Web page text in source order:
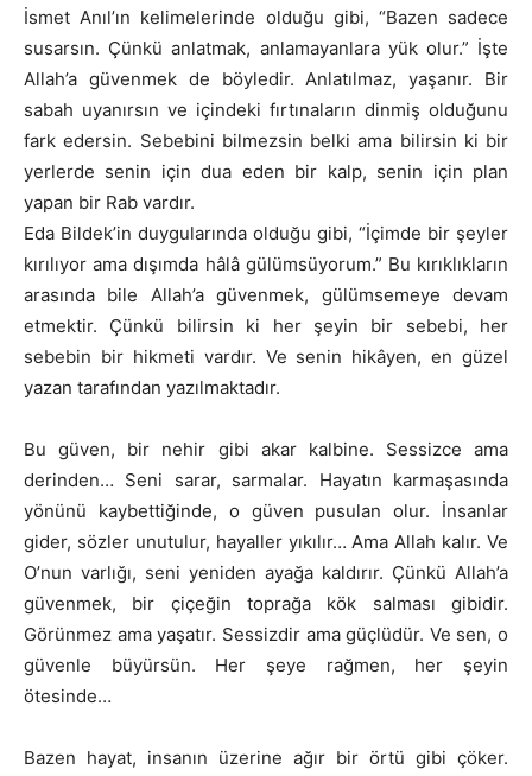
İsmet Anıl’ın kelimelerinde olduğu gibi, “Bazen sadece
susarsın. Çünkü anlatmak, anlamayanlara yük olur.” İşte
Allah’a güvenmek de böyledir. Anlatılmaz, yaşanır. Bir
sabah uyanırsın ve içindeki fırtınaların dinmiş olduğunu
fark edersin. Sebebini bilmezsin belki ama bilirsin ki bir
yerlerde senin için dua eden bir kalp, senin için plan
yapan bir Rab vardır.
Eda Bildek’in duygularında olduğu gibi, “İçimde bir şeyler
kırılıyor ama dışımda hâlâ gülümsüyorum.” Bu kırıklıkların
arasında bile Allah’a güvenmek, gülümsemeye devam
etmektir. Çünkü bilirsin ki her şeyin bir sebebi, her
sebebin bir hikmeti vardır. Ve senin hikâyen, en güzel
yazan tarafından yazılmaktadır.
Bu güven, bir nehir gibi akar kalbine. Sessizce ama
derinden… Seni sarar, sarmalar. Hayatın karmaşasında
yönünü kaybettiğinde, o güven pusulan olur. İnsanlar
gider, sözler unutulur, hayaller yıkılır… Ama Allah kalır. Ve
O’nun varlığı, seni yeniden ayağa kaldırır. Çünkü Allah’a
güvenmek, bir çiçeğin toprağa kök salması gibidir.
Görünmez ama yaşatır. Sessizdir ama güçlüdür. Ve sen, o
güvenle büyürsün. Her şeye rağmen, her şeyin
ötesinde…
Bazen hayat, insanın üzerine ağır bir örtü gibi çöker.